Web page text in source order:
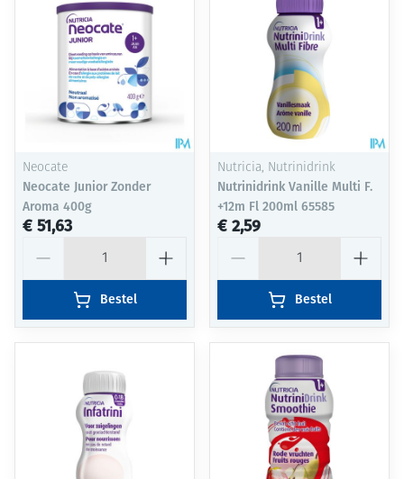
Neocate
Neocate Junior Zonder
Aroma 400g
€ 51,63
Bestel
Nutricia, Nutrinidrink
Nutrinidrink Vanille Multi F.
+12m Fl 200ml 65585
€ 2,59
Bestel